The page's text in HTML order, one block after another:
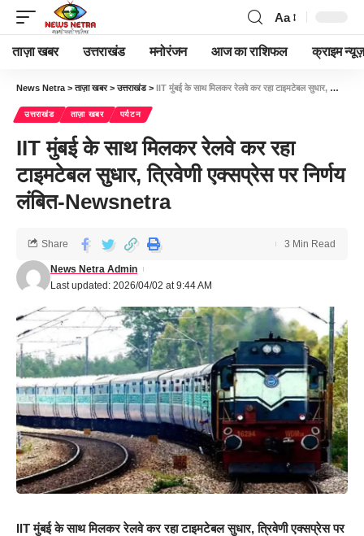
Aa
ताज़ा खबर उत्तराखंड मनोरंजन आज का राशिफल क्राइम न्यूज़
News Netra >ताज़ा खबर>उत्तराखंड> IIT मुंबई के साथ मिलकर रेलवे कर रहा टाइमटेबल सुधार, त्रिवेणी एक्सप्रेस पर निर्णय लंबित-Newsnetra
उत्तराखंड ताज़ा खबर पर्यटन
IIT मुंबई के साथ मिलकर रेलवे कर रहा
टाइमटेबल सुधार, त्रिवेणी एक्सप्रेस पर निर्णय
लंबित-Newsnetra
Last updated: 2026/04/02 at 9:44 AM
News Netra Admin
Share 3 Min Read
IIT मुंबई के साथ मिलकर रेलवे कर रहा टाइमटेबल सुधार, त्रिवेणी एक्सप्रेस पर